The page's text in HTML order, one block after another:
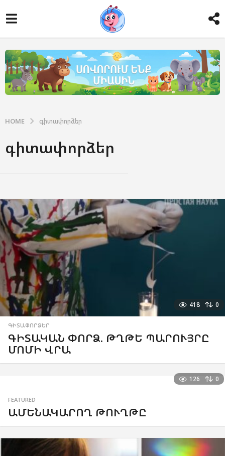
HOME գիտափորձեր
գիտափորձեր
418 0
ԳԻՏԱՓՈՐՁԵՐ
ԳԻՏԱԿԱՆ ՓՈՐՁ. ԹՂԹԵ ՊԱՐՈՒՅՐԸ
ՄՈՄԻ ՎՐԱ
126 0
FEATURED
ԱՄԵՆԱԿԱՐՈՂ ԹՈՒՂԹԸ